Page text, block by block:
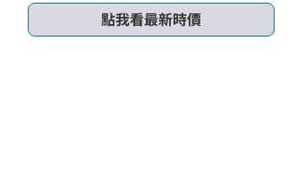
點我看最新時價